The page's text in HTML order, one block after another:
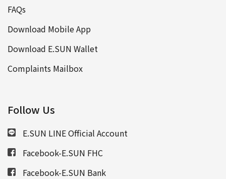
FAQs
Download Mobile App
Download E.SUN Wallet
Complaints Mailbox
Follow Us
E.SUN LINE Official Account
Facebook-E.SUN FHC
Facebook-E.SUN Bank